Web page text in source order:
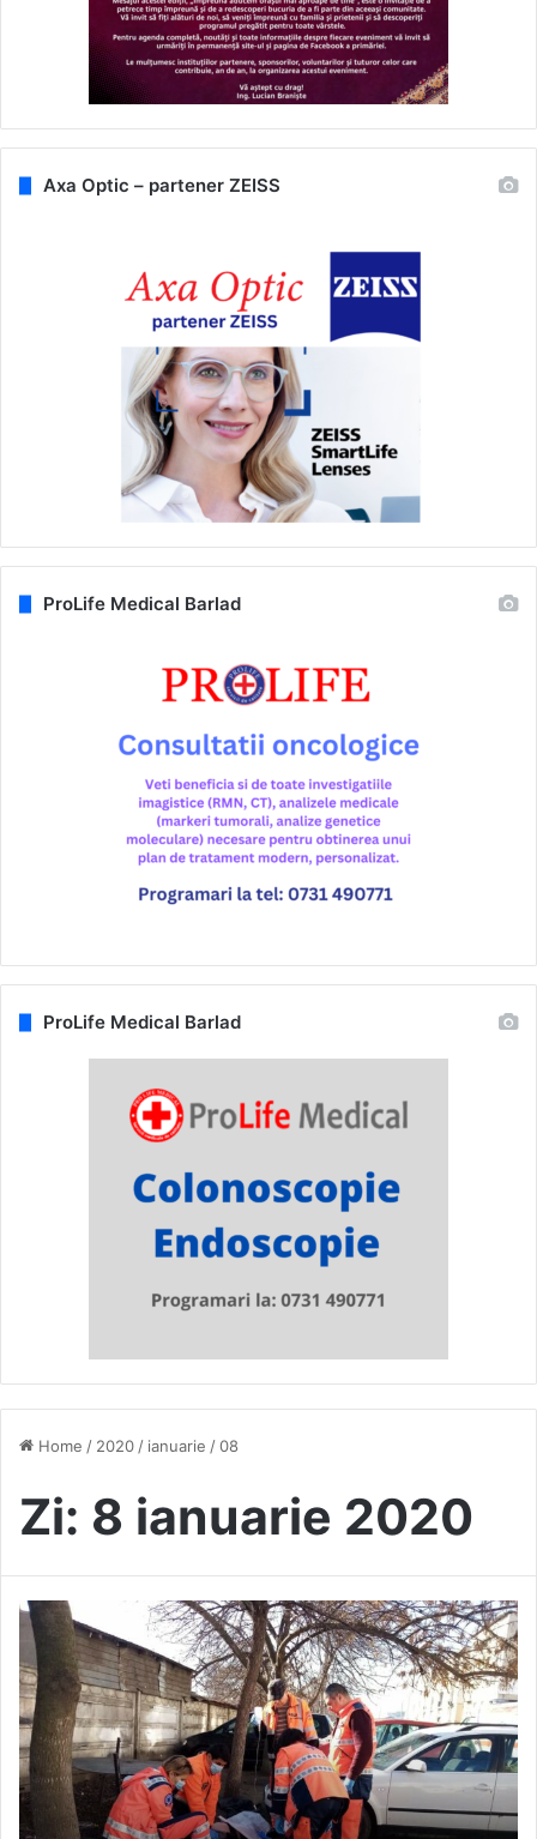
Home / 2020 / ianuarie /08
Zi: 8 ianuarie 2020
Axa Optic – partener ZEISS
ProLife Medical Barlad
ProLife Medical Barlad